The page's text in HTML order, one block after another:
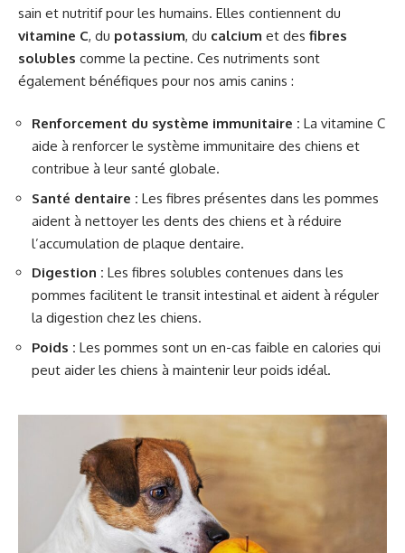
sain et nutritif pour les humains. Elles contiennent du
vitamine C, du potassium, du calcium et des fibres
solubles comme la pectine. Ces nutriments sont
également bénéfiques pour nos amis canins :
Renforcement du système immunitaire : La vitamine C
aide à renforcer le système immunitaire des chiens et
contribue à leur santé globale.
Santé dentaire : Les fibres présentes dans les pommes
aident à nettoyer les dents des chiens et à réduire
l’accumulation de plaque dentaire.
Digestion : Les fibres solubles contenues dans les
pommes facilitent le transit intestinal et aident à réguler
la digestion chez les chiens.
Poids : Les pommes sont un en-cas faible en calories qui
peut aider les chiens à maintenir leur poids idéal.